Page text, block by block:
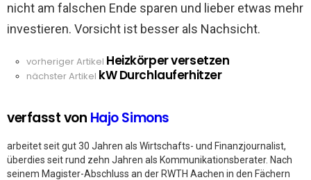
nicht am falschen Ende sparen und lieber etwas mehr
investieren. Vorsicht ist besser als Nachsicht.
See
more
vorheriger Artikel Heizkörper versetzen
nächster Artikel kW Durchlauferhitzer
verfasst von Hajo Simons
arbeitet seit gut 30 Jahren als Wirtschafts- und Finanzjournalist,
überdies seit rund zehn Jahren als Kommunikationsberater. Nach
seinem Magister-Abschluss an der RWTH Aachen in den Fächern